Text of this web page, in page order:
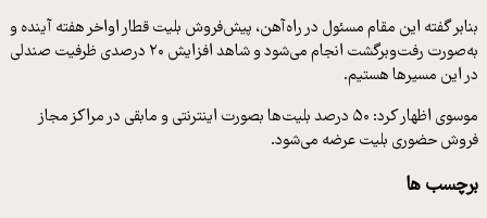
بنابر گفته این مقام مسئول در راه‌آهن، پیش‌فروش بلیت قطار اواخر هفته آینده و
به‌صورت رفت‌وبرگشت انجام می‌شود و شاهد افزایش ۲۰ درصدی ظرفیت صندلی‌
در این مسیرها هستیم.
موسوی اظهار کرد: ۵۰ درصد بلیت‌ها بصورت اینترنتی و مابقی در مراکز مجاز
فروش حضوری بلیت عرضه می‌شود.
برچسب ها